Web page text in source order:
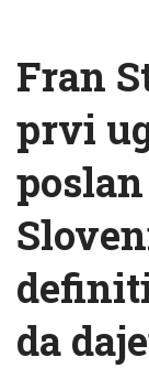
Fran
prvi
da